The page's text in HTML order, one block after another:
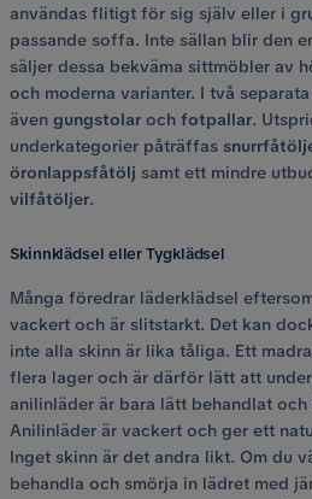
användas flitigt för sig själv eller i
passande soffa. Inte sällan blir den
säljer dessa bekväma sittmöbler av
och moderna varianter. I två
även gungstolar och fotpallar.
underkategorier påträffas
öronlappsfåtölj samt ett mindre
vilfåtöljer.
Skinnklädsel eller Tygklädsel
Många föredrar läderklädsel
vackert och är slitstarkt. Det kan
inte alla skinn är lika tåliga. Ett
flera lager och är därför lätt att
anilinläder är bara lätt behandlat
Anilinläder är vackert och ger ett
Inget skinn är det andra likt. Om du
behandla och smörja in lädret med